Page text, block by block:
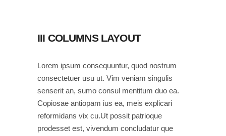
III COLUMNS LAYOUT
Lorem ipsum consequuntur, quod nostrum
consectetuer usu ut. Vim veniam singulis
senserit an, sumo consul mentitum duo ea.
Copiosae antiopam ius ea, meis explicari
reformidans vix cu.Ut possit patrioque
prodesset est, vivendum concludatur que